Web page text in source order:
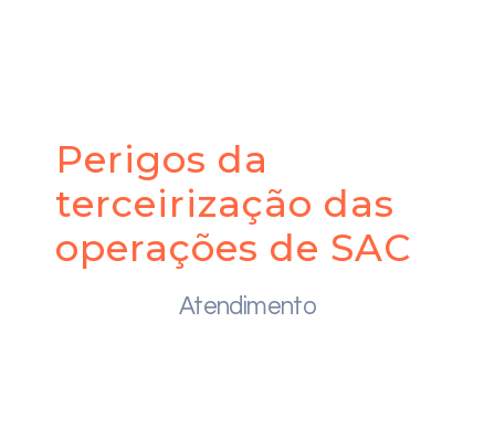
Perigos da
terceirização das
operações de SAC
Atendimento